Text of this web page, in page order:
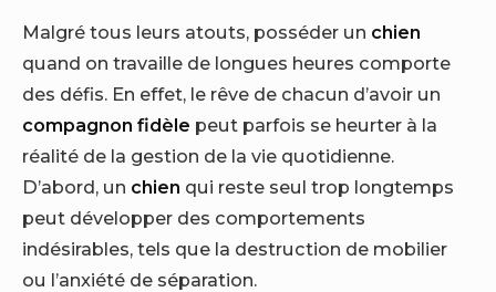
Malgré tous leurs atouts, posséder un chien
quand on travaille de longues heures comporte
des défis. En effet, le rêve de chacun d’avoir un
compagnon fidèle peut parfois se heurter à la
réalité de la gestion de la vie quotidienne.
D’abord, un chien qui reste seul trop longtemps
peut développer des comportements
indésirables, tels que la destruction de mobilier
ou l’anxiété de séparation.